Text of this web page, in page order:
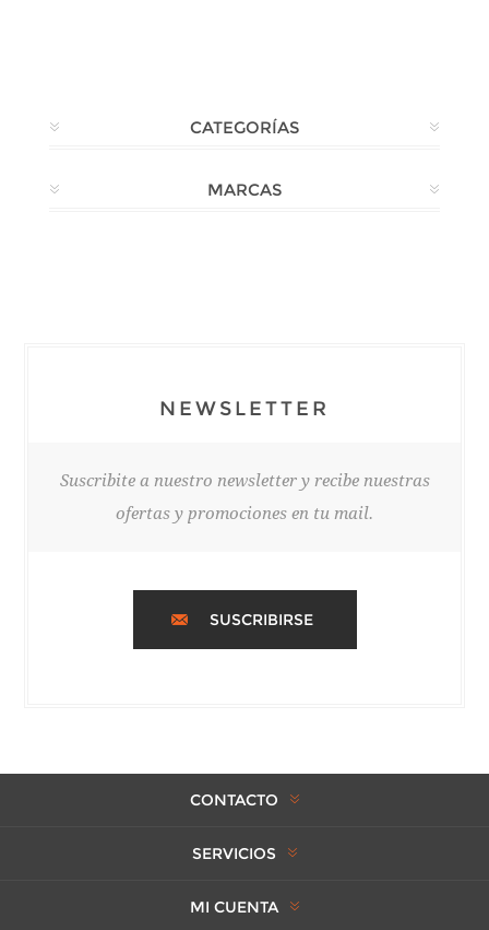
CATEGORÍAS
MARCAS
NEWSLETTER
Suscribite a nuestro newsletter y recibe nuestras
ofertas y promociones en tu mail.
SUSCRIBIRSE
CONTACTO
SERVICIOS
MI CUENTA